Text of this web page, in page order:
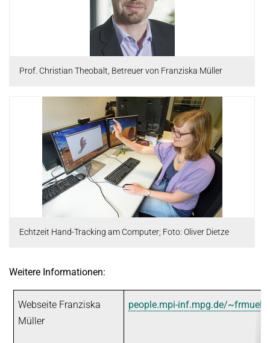
Prof. Christian Theobalt, Betreuer von Franziska Müller
Echtzeit Hand-Tracking am Computer; Foto: Oliver Dietze
Weitere Informationen:
Webseite Franziska
Müller
people.mpi-inf.mpg.de/